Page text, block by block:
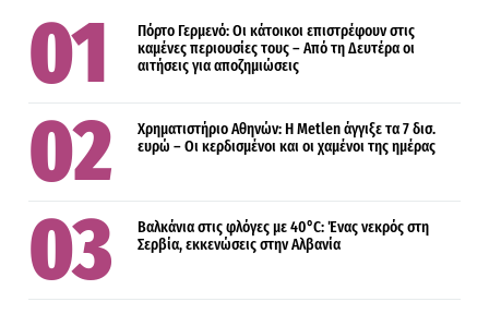
Πόρτο Γερμενό: Οι κάτοικοι επιστρέφουν στις
καμένες περιουσίες τους – Aπό τη Δευτέρα οι
αιτήσεις για αποζημιώσεις
Χρηματιστήριο Αθηνών: Η Metlen άγγιξε τα 7 δισ.
ευρώ – Οι κερδισμένοι και οι χαμένοι της ημέρας
Βαλκάνια στις φλόγες με 40°C: Ένας νεκρός στη
Σερβία, εκκενώσεις στην Αλβανία